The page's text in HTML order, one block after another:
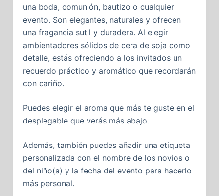
una boda, comunión, bautizo o cualquier
evento. Son elegantes, naturales y ofrecen
una fragancia sutil y duradera. Al elegir
ambientadores sólidos de cera de soja como
detalle, estás ofreciendo a los invitados un
recuerdo práctico y aromático que recordarán
con cariño.
Puedes elegir el aroma que más te guste en el
desplegable que verás más abajo.
Además, también puedes añadir una etiqueta
personalizada con el nombre de los novios o
del niño(a) y la fecha del evento para hacerlo
más personal.